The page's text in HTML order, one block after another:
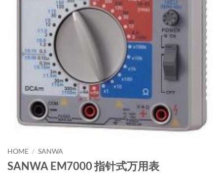
HOME / SANWA
SANWA EM7000 指针式万用表